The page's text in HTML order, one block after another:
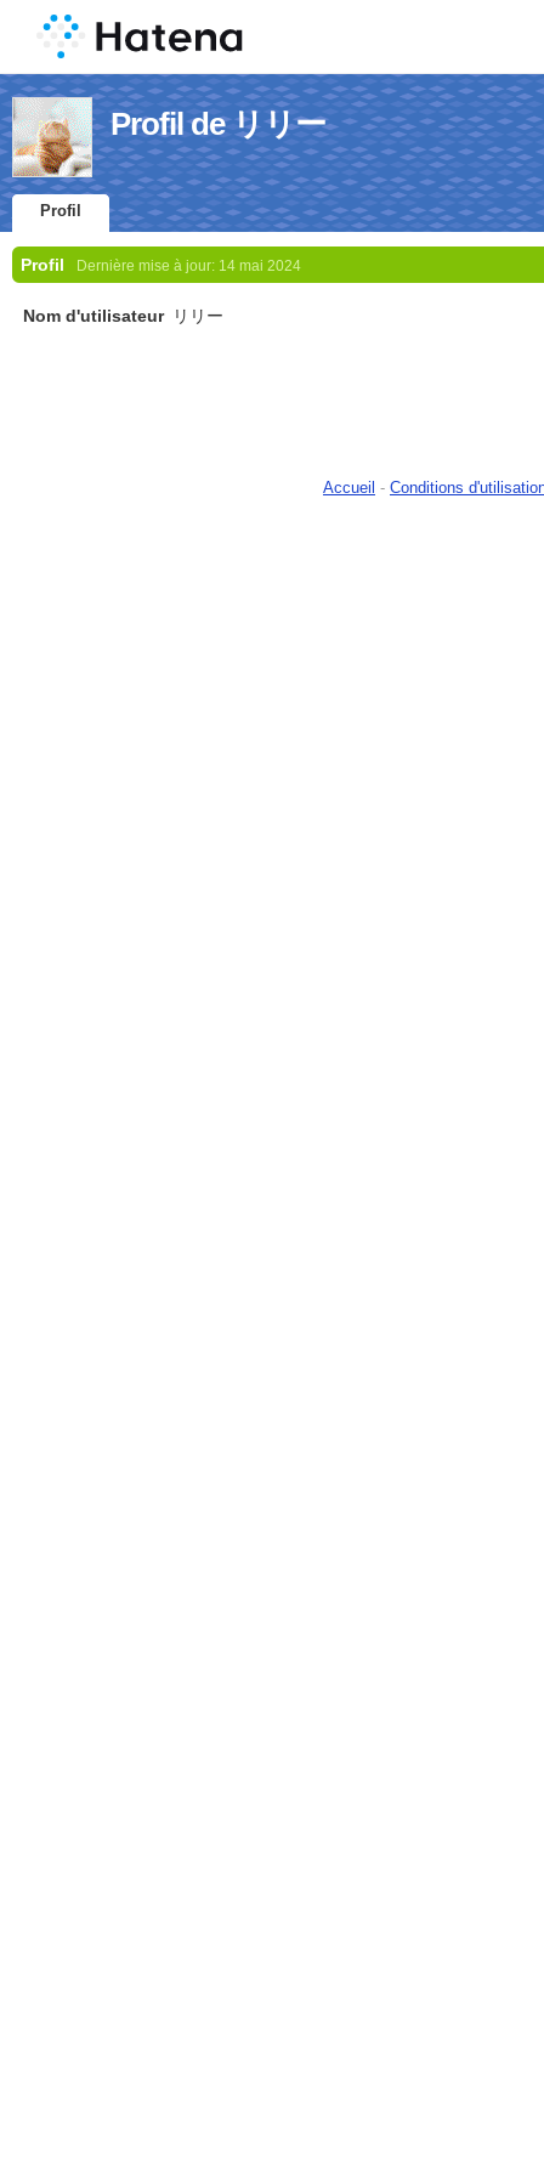
Profil de リリー
Profil
Profil Dernière mise à jour: 14 mai 2024
Nom d'utilisateur リリー
Accueil - Conditions